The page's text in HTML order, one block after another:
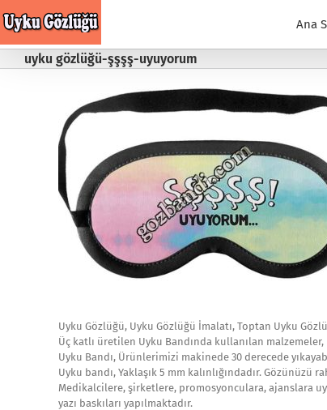
to
Ana
uyku gözlüğü-şşşş-uyuyorum
Uyku Gözlüğü, Uyku Gözlüğü İmalatı, Toptan Uyku
Üç katlı üretilen Uyku Bandında kullanılan
Uyku Bandı, Ürünlerimizi makinede 30 derecede
Uyku bandı, Yaklaşık 5 mm kalınlığındadır. Gözünüzü
Medikalcilere, şirketlere, promosyonculara, ajanslara
yazı baskıları yapılmaktadır.